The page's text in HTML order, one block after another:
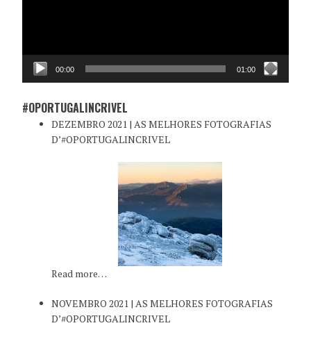
00:00 01:00
#OPORTUGALINCRIVEL
DEZEMBRO 2021 | AS MELHORES FOTOGRAFIAS
D’#OPORTUGALINCRIVEL
Read more…
NOVEMBRO 2021 | AS MELHORES FOTOGRAFIAS
D’#OPORTUGALINCRIVEL